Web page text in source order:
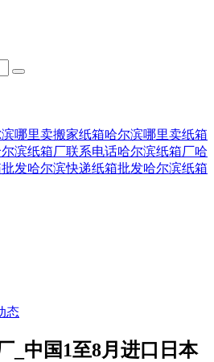
哪里卖搬家纸箱哈尔滨哪里卖纸箱
尔滨纸箱厂联系电话哈尔滨纸箱厂哈
发哈尔滨快递纸箱批发哈尔滨纸箱
态
_中国1至8月进口日本